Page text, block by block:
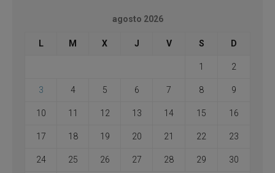
agosto 2026
L M X J V S D
1 2
3 4 5 6 7 8 9
10 11 12 13 14 15 16
17 18 19 20 21 22 23
24 25 26 27 28 29 30